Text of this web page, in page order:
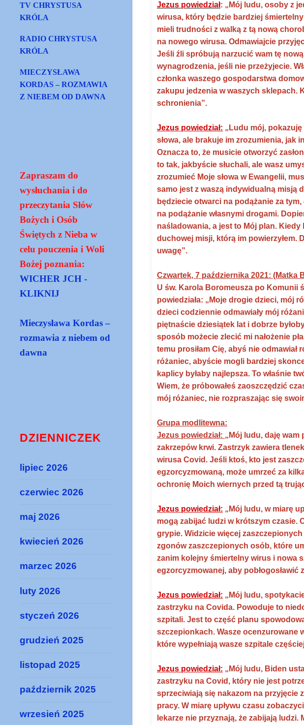
Jezus powiedział: „Mój ludu, osoby z
wirusa, który będzie bardziej
mieli trudności z walką z tą nową
na nowego wirusa. Odmawiajcie
Jeśli źli spróbują narzucić wam tę
wynagrodzenia, jeśli nie przeżyjecie.
członka waszego gospodarstwa
zakupu jedzenia w waszych sklepach.
schronienia”.
Jezus powiedział: „Ludu mój,
słowa, ale brakuje im zrozumienia, jak
Oznacza to, że musicie otworzyć
to tak, jakbyście słuchali, ale wasz
zrozumieć Moje słowa w Ewangelii,
samo jest z waszą indywidualną misją
będziecie otwarci na podążanie za
na podążanie własnymi drogami.
naśladowania, a jest to Mój plan.
duchowej misji, którą im powierzyłem.
uwagę”.
Czwartek, 7 października 2021: (Matka
U św. Karola Boromeusza po Komunii
powiedziała: „Moje drogie dzieci, mój
dzieci codziennie odmawiały mój
piętnaście dziesiątek lat i dobrze
sposób możecie zlecić mi nałożenie
temu prosiłam Cię, abyś nie
różaniec, abyście mogli bardziej
kaplicy byłaby najlepsza. To właśnie
Wiem, że próbowałeś zaoszczędzić
mój różaniec, nie rozpraszając się
Grupa modlitewna:
Jezus powiedział: „ Mój ludu, daję
zakrzepów krwi. Zastrzyk zawiera
wirusa Covid. Jeśli ktoś, kto jest
egzorcyzmowaną, może umrzeć za
ochronię Moich wiernych przed tą
Jezus powiedział: „Mój ludu, w miarę
mogą zabijać ludzi w krótszym czasie.
grypie. Widzicie więcej
zgonów zaszczepionych osób, które
zanim kolejny śmiertelny wirus i nowa
egzorcyzmowanej, aby
Jezus powiedział: „Mój ludu,
zastrzyku na Covida. Powoduje to
szpitali. Jest to część planu
szczepionkach. Wasze
które wypełniają wasze szpitale
Jezus powiedział: „Mój ludu, Biden
zastrzyku na Covid, który nie jest
sprzeciwiają się nakazom na przyjęcie
pracy. W miarę upływu czasu
lekarze nie przyznają, że zabijają
TV CHRYSTUSA
KRÓLA
RADIO CHRYSTUSA
KRÓLA
MIECZYSŁAWA
KORDAS – ROZMAWIA
Z NIEBEM OD DAWNA
Zapraszam do
wysłuchania i do
przeczytania Słów
Bożych i Osób
Świętych z Nieba w
celu pouczenia i Woli
Bożej poznania:
WICHER JCH -
KLIKNIJ
Mieczysława Kordas –
rozmawia z niebem od
dawna
DZIENNICZEK
lipiec 2026
czerwiec 2026
maj 2026
kwiecień 2026
marzec 2026
luty 2026
styczeń 2026
grudzień 2025
listopad 2025
październik 2025
wrzesień 2025